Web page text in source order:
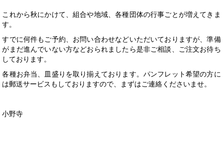
これから秋にかけて、組合や地域、各種団体の行事ごとが増えてきま
す。
すでに何件もご予約、お問い合わせなどいただいておりますが、準備
がまだ進んでいない方などおられましたら是非ご相談、ご注文お待ち
しております。
各種お弁当、皿盛りを取り揃えております。パンフレット希望の方に
は郵送サービスもしておりますので、まずはご連絡くださいませ。
小野寺